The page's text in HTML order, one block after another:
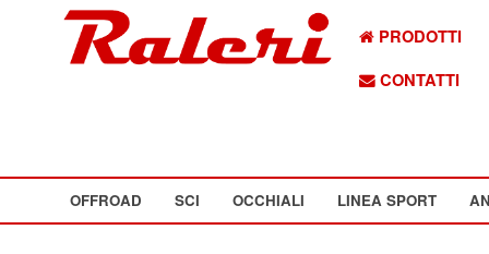
PRODOTTI
CONTATTI
OFFROAD SCI OCCHIALI LINEA SPORT